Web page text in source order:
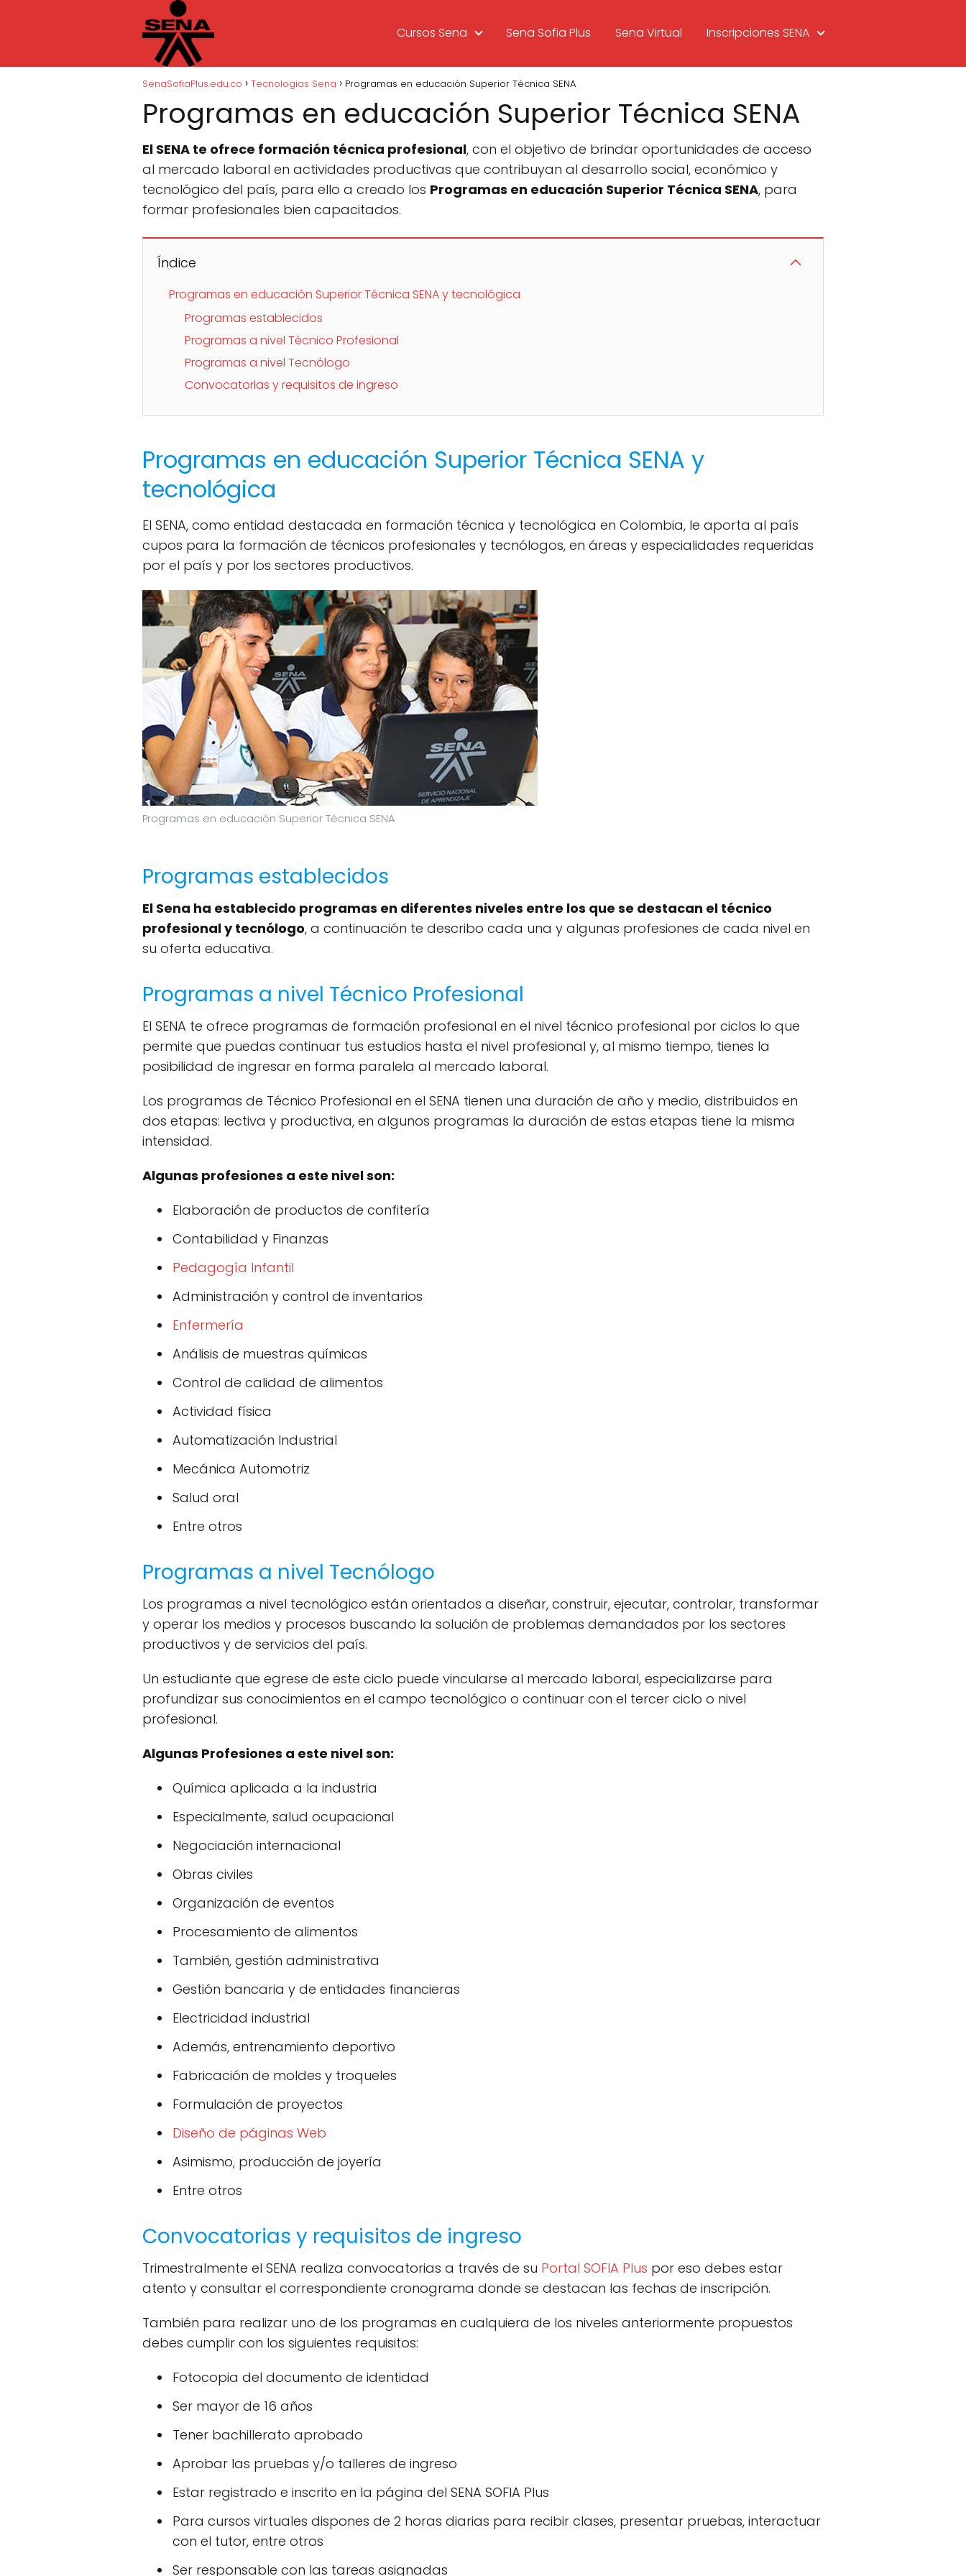
Cursos Sena Sena Sofia Plus Sena Virtual Inscripciones SENA
SenaSofiaPlus.edu.co Tecnologias Sena Programas en educación Superior Técnica SENA
Programas en educación Superior Técnica SENA
El SENA te ofrece formación técnica profesional, con el objetivo de brindar oportunidades de acceso
al mercado laboral en actividades productivas que contribuyan al desarrollo social, económico y
tecnológico del país, para ello a creado los Programas en educación Superior Técnica SENA, para
formar profesionales bien capacitados.
Índice
Programas en educación Superior Técnica SENA y tecnológica
Programas establecidos
Programas a nivel Técnico Profesional
Programas a nivel Tecnólogo
Convocatorias y requisitos de ingreso
Programas en educación Superior Técnica SENA y
tecnológica
El SENA, como entidad destacada en formación técnica y tecnológica en Colombia, le aporta al país
cupos para la formación de técnicos profesionales y tecnólogos, en áreas y especialidades requeridas
por el país y por los sectores productivos.
Programas en educación Superior Técnica SENA
Programas establecidos
El Sena ha establecido programas en diferentes niveles entre los que se destacan el técnico
profesional y tecnólogo, a continuación te describo cada una y algunas profesiones de cada nivel en
su oferta educativa.
Programas a nivel Técnico Profesional
El SENA te ofrece programas de formación profesional en el nivel técnico profesional por ciclos lo que
permite que puedas continuar tus estudios hasta el nivel profesional y, al mismo tiempo, tienes la
posibilidad de ingresar en forma paralela al mercado laboral.
Los programas de Técnico Profesional en el SENA tienen una duración de año y medio, distribuidos en
dos etapas: lectiva y productiva, en algunos programas la duración de estas etapas tiene la misma
intensidad.
Algunas profesiones a este nivel son:
Elaboración de productos de confitería
Contabilidad y Finanzas
Pedagogía Infantil
Administración y control de inventarios
Enfermería
Análisis de muestras químicas
Control de calidad de alimentos
Actividad física
Automatización Industrial
Mecánica Automotriz
Salud oral
Entre otros
Programas a nivel Tecnólogo
Los programas a nivel tecnológico están orientados a diseñar, construir, ejecutar, controlar, transformar
y operar los medios y procesos buscando la solución de problemas demandados por los sectores
productivos y de servicios del país.
Un estudiante que egrese de este ciclo puede vincularse al mercado laboral, especializarse para
profundizar sus conocimientos en el campo tecnológico o continuar con el tercer ciclo o nivel
profesional.
Algunas Profesiones a este nivel son:
Química aplicada a la industria
Especialmente, salud ocupacional
Negociación internacional
Obras civiles
Organización de eventos
Procesamiento de alimentos
También, gestión administrativa
Gestión bancaria y de entidades financieras
Electricidad industrial
Además, entrenamiento deportivo
Fabricación de moldes y troqueles
Formulación de proyectos
Diseño de páginas Web
Asimismo, producción de joyería
Entre otros
Convocatorias y requisitos de ingreso
Trimestralmente el SENA realiza convocatorias a través de su Portal SOFIA Plus por eso debes estar
atento y consultar el correspondiente cronograma donde se destacan las fechas de inscripción.
También para realizar uno de los programas en cualquiera de los niveles anteriormente propuestos
debes cumplir con los siguientes requisitos:
Fotocopia del documento de identidad
Ser mayor de 16 años
Tener bachillerato aprobado
Aprobar las pruebas y/o talleres de ingreso
Estar registrado e inscrito en la página del SENA SOFIA Plus
Para cursos virtuales dispones de 2 horas diarias para recibir clases, presentar pruebas, interactuar
con el tutor, entre otros
Ser responsable con las tareas asignadas